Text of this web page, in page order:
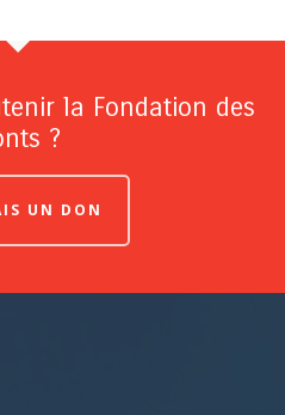
la Fondation des
?
UN DON